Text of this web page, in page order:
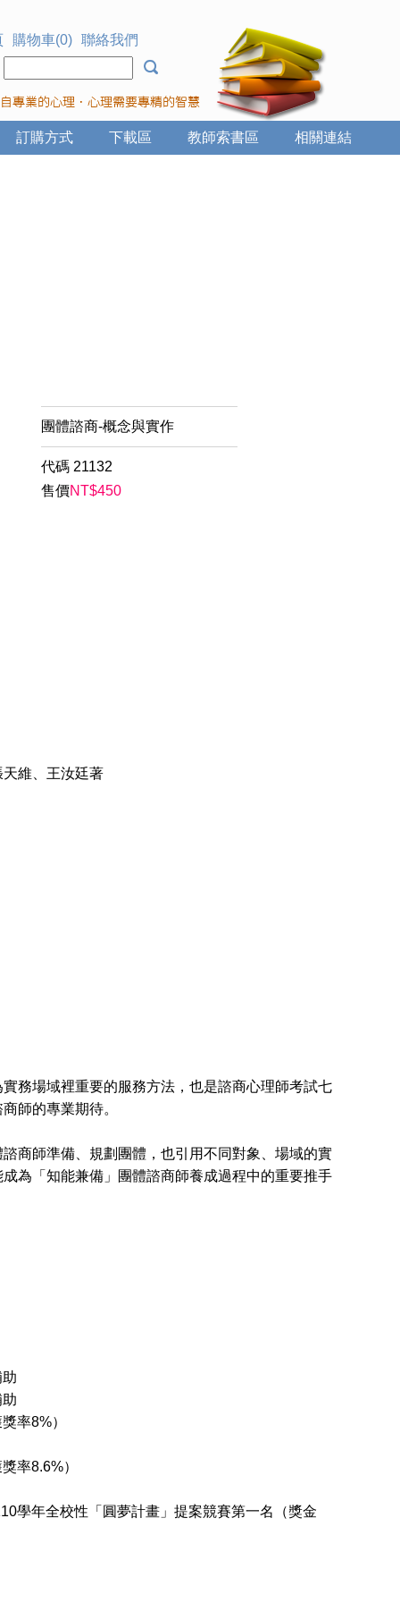
購物車(0) 聯絡我們
相關連結
教師索書區
下載區
訂購方式
團體諮商-概念與實作
代碼 21132
售價NT$450
維、王汝廷著
場域裡重要的服務方法，也是諮商心理師考試七
師的專業期待。
師準備、規劃團體，也引用不同對象、場域的實
為「知能兼備」團體諮商師養成過程中的重要推手
率8%）
率8.6%）
學年全校性「圓夢計畫」提案競賽第一名（獎金